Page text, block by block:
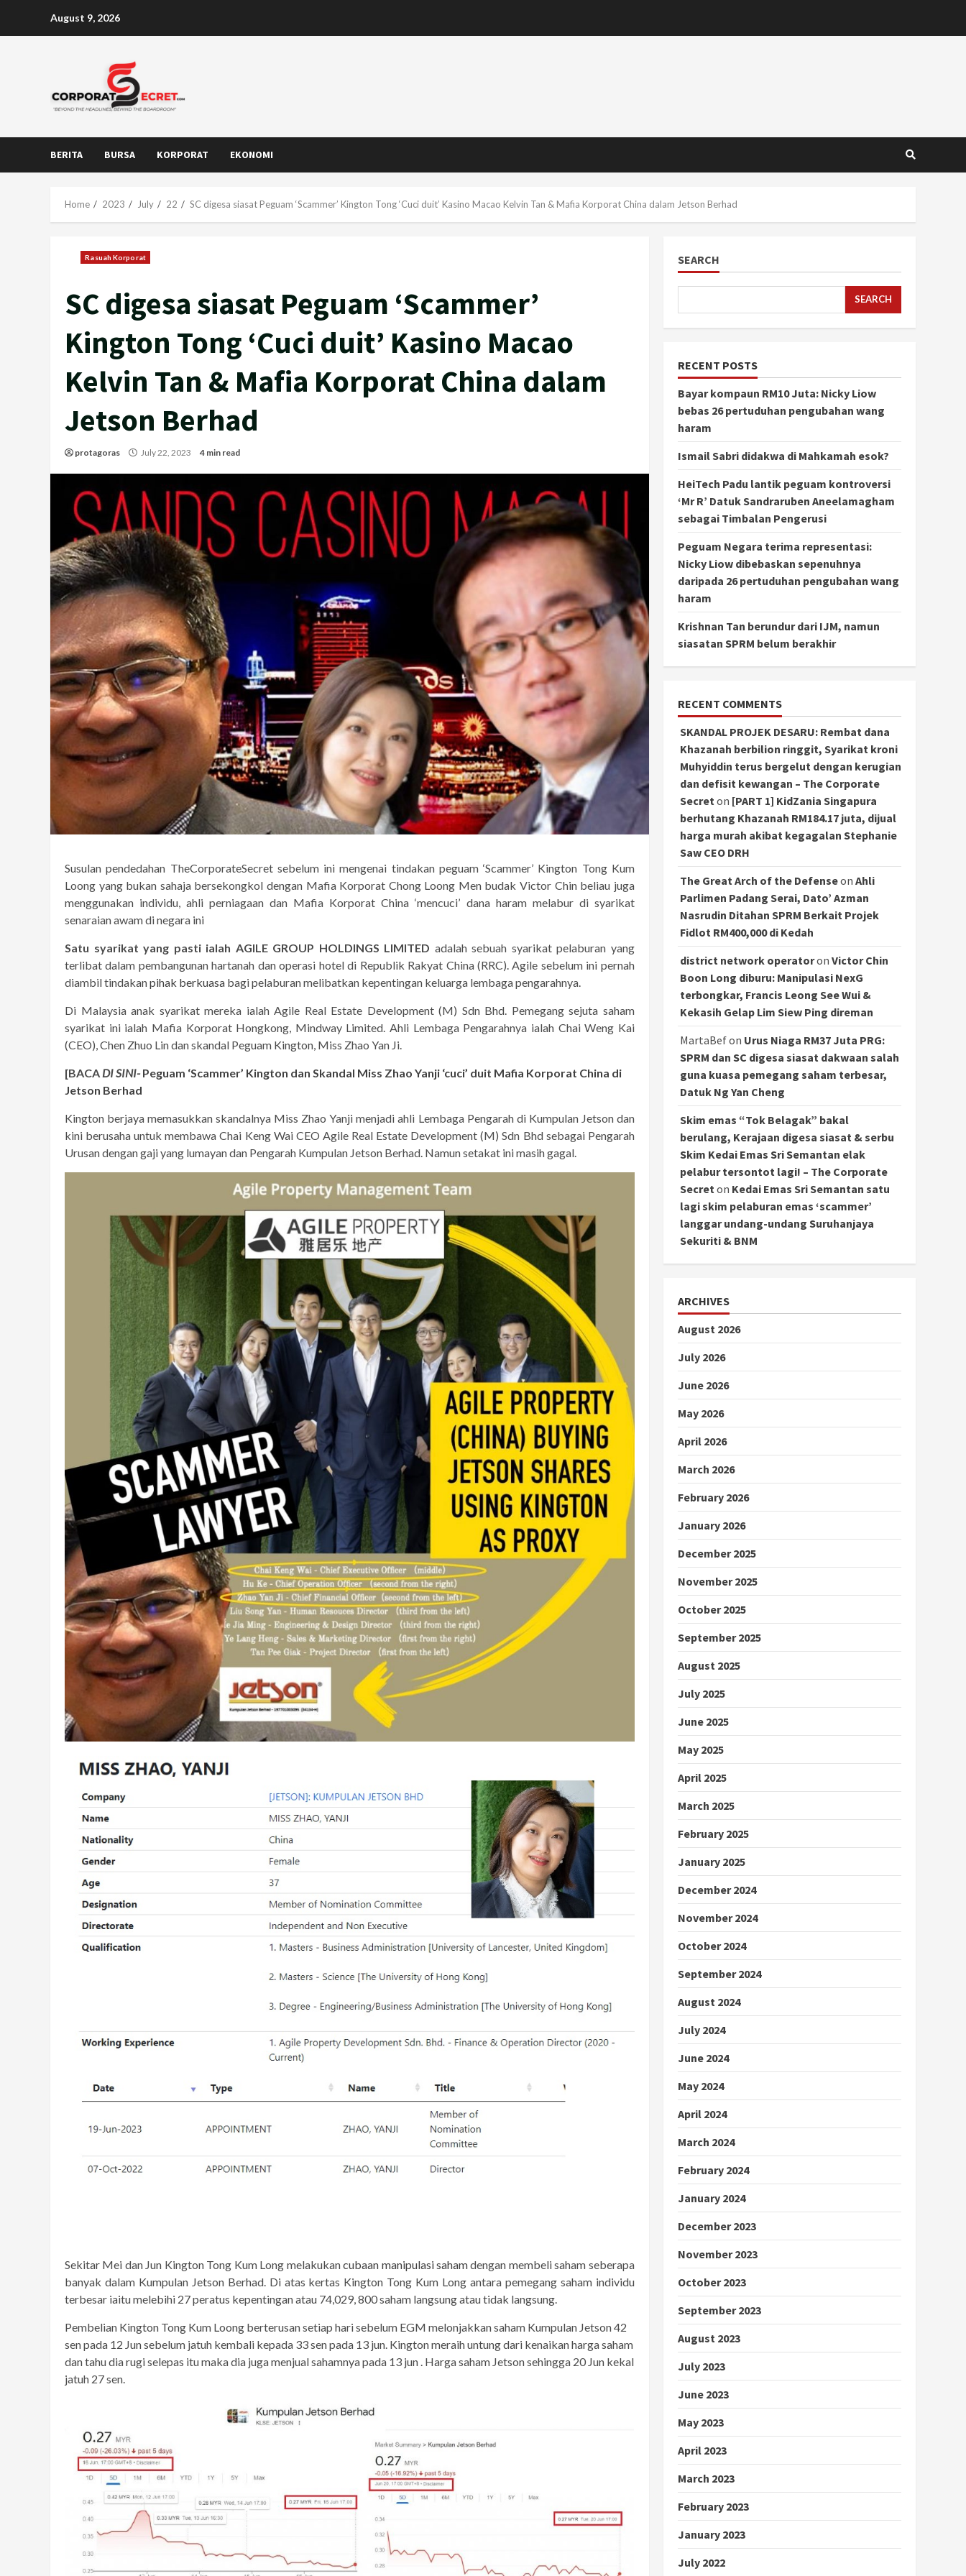
August 9, 2026
BERITA BURSA KORPORAT EKONOMI
Home 2023 July 22 SC digesa siasat Peguam ‘Scammer’ Kington Tong ‘Cuci duit’ Kasino Macao Kelvin Tan & Mafia Korporat China dalam Jetson Berhad
Rasuah Korporat
SC digesa siasat Peguam ‘Scammer’
Kington Tong ‘Cuci duit’ Kasino Macao
Kelvin Tan & Mafia Korporat China dalam
Jetson Berhad
protagoras July 22, 2023 4 min read
Susulan pendedahan TheCorporateSecret sebelum ini mengenai tindakan peguam ‘Scammer’ Kington Tong Kum
Loong yang bukan sahaja bersekongkol dengan Mafia Korporat Chong Loong Men budak Victor Chin beliau juga
menggunakan individu, ahli perniagaan dan Mafia Korporat China ‘mencuci’ dana haram melabur di syarikat
senaraian awam di negara ini
Satu syarikat yang pasti ialah AGILE GROUP HOLDINGS LIMITED adalah sebuah syarikat pelaburan yang
terlibat dalam pembangunan hartanah dan operasi hotel di Republik Rakyat China (RRC). Agile sebelum ini pernah
diambil tindakanpihak berkuasa bagi pelaburan melibatkan kepentingan keluarga lembaga pengarahnya.
Di Malaysia anak syarikat mereka ialah Agile Real Estate Development (M) Sdn Bhd. Pemegang sejuta saham
syarikat ini ialah Mafia Korporat Hongkong, Mindway Limited. Ahli Lembaga Pengarahnya ialah Chai Weng Kai
(CEO), Chen Zhuo Lin dan skandal Peguam Kington, Miss Zhao Yan Ji.
[BACA DI SINI- Peguam ‘Scammer’ Kington dan Skandal Miss Zhao Yanji ‘cuci’ duit Mafia Korporat China di
Jetson Berhad
Kington berjaya memasukkan skandalnya Miss Zhao Yanji menjadi ahli Lembaga Pengarah di Kumpulan Jetson dan
kini berusaha untuk membawa Chai Keng Wai CEO Agile Real Estate Development (M) Sdn Bhd sebagai Pengarah
Urusan dengan gaji yang lumayan dan Pengarah Kumpulan Jetson Berhad. Namun setakat ini masih gagal.
Sekitar Mei dan Jun Kington Tong Kum Long melakukancubaan manipulasi sahamdengan membeli saham seberapa
banyak dalam Kumpulan Jetson Berhad. Di atas kertas Kington Tong Kum Long antara pemegang saham individu
terbesar iaitu melebihi 27 peratus kepentingan atau 74,029, 800 saham langsung atau tidak langsung.
Pembelian Kington Tong Kum Loong berterusan setiap hari sebelum EGM melonjakkan saham Kumpulan Jetson 42
sen pada 12 Jun sebelum jatuh kembali kepada 33 sen pada 13 jun. Kington meraih untung dari kenaikan harga saham
dan tahu dia rugi selepas itu maka dia juga menjual sahamnya pada 13 jun . Harga saham Jetson sehingga 20 Jun kekal
jatuh 27 sen.
SEARCH
SEARCH
RECENT POSTS
Bayar kompaun RM10 Juta: Nicky Liow
bebas 26 pertuduhan pengubahan wang
haram
Ismail Sabri didakwa di Mahkamah esok?
HeiTech Padu lantik peguam kontroversi
‘Mr R’ Datuk Sandraruben Aneelamagham
sebagai Timbalan Pengerusi
Peguam Negara terima representasi:
Nicky Liow dibebaskan sepenuhnya
daripada 26 pertuduhan pengubahan wang
haram
Krishnan Tan berundur dari IJM, namun
siasatan SPRM belum berakhir
RECENT COMMENTS
SKANDAL PROJEK DESARU: Rembat dana
Khazanah berbilion ringgit, Syarikat kroni
Muhyiddin terus bergelut dengan kerugian
dan defisit kewangan – The Corporate
Secret on [PART 1] KidZania Singapura
berhutang Khazanah RM184.17 juta, dijual
harga murah akibat kegagalan Stephanie
Saw CEO DRH
The Great Arch of the Defenseon Ahli
Parlimen Padang Serai, Dato’ Azman
Nasrudin Ditahan SPRM Berkait Projek
Fidlot RM400,000 di Kedah
district network operatoron Victor Chin
Boon Long diburu: Manipulasi NexG
terbongkar, Francis Leong See Wui &
Kekasih Gelap Lim Siew Ping direman
MartaBefon Urus Niaga RM37 Juta PRG:
SPRM dan SC digesa siasat dakwaan salah
guna kuasa pemegang saham terbesar,
Datuk Ng Yan Cheng
Skim emas “Tok Belagak” bakal
berulang, Kerajaan digesa siasat & serbu
Skim Kedai Emas Sri Semantan elak
pelabur tersontot lagi! – The Corporate
Secret on Kedai Emas Sri Semantan satu
lagi skim pelaburan emas ‘scammer’
langgar undang-undang Suruhanjaya
Sekuriti & BNM
ARCHIVES
August 2026
July 2026
June 2026
May 2026
April 2026
March 2026
February 2026
January 2026
December 2025
November 2025
October 2025
September 2025
August 2025
July 2025
June 2025
May 2025
April 2025
March 2025
February 2025
January 2025
December 2024
November 2024
October 2024
September 2024
August 2024
July 2024
June 2024
May 2024
April 2024
March 2024
February 2024
January 2024
December 2023
November 2023
October 2023
September 2023
August 2023
July 2023
June 2023
May 2023
April 2023
March 2023
February 2023
January 2023
July 2022